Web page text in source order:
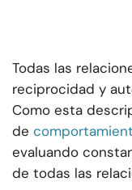
Todas las
reciprocidad y
Como esta
de
evaluando
de todas las